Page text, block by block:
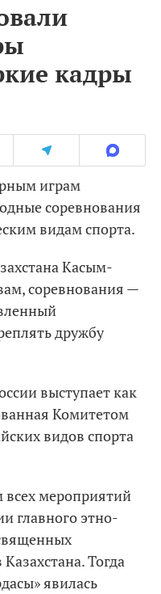
кадры
играм
соревнования
видам спорта.
Касым-
соревнования —
дружбу
выступает как
Комитетом
видов спорта
мероприятий
главного этно-
Тогда
явилась